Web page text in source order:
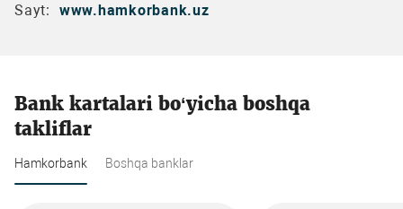
Sayt:
www.hamkorbank.uz
Bank kartalari bo‘yicha boshqa
takliflar
Hamkorbank Boshqa banklar